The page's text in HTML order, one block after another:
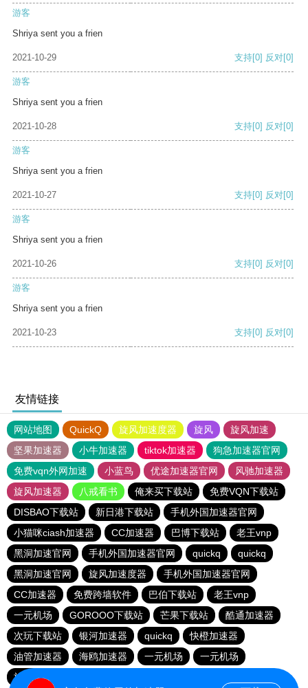
游客
Shriya sent you a frien
2021-10-29 支持[0] 反对[0]
游客
Shriya sent you a frien
2021-10-28 支持[0] 反对[0]
游客
Shriya sent you a frien
2021-10-27 支持[0] 反对[0]
游客
Shriya sent you a frien
2021-10-26 支持[0] 反对[0]
游客
Shriya sent you a frien
2021-10-23 支持[0] 反对[0]
友情链接
网站地图 QuickQ 旋风加速度器 旋风
旋风加速
坚果加速器
小牛加速器 tiktok加速器
狗急加速器官网
免费vqn外网加速
小蓝鸟 优途加速器官网
风驰加速器
旋风加速器
八戒看书 俺来买下载站
免费VQN下载站
DISBAO下载站
新日港下载站
手机外国加速器官网
小猫咪ciash加速器
CC加速器 巴博下载站
老王vnp
黑洞加速官网
手机外国加速器官网 quickq
quickq
黑洞加速官网
旋风加速度器
手机外国加速器官网
CC加速器
免费跨墙软件 巴伯下载站
老王vnp
一元机场
GOROOO下载站 芒果下载站
酷通加速器
次玩下载站
银河加速器 quickq
快橙加速器
油管加速器
海鸥加速器 一元机场
一元机场
旋风加速度器